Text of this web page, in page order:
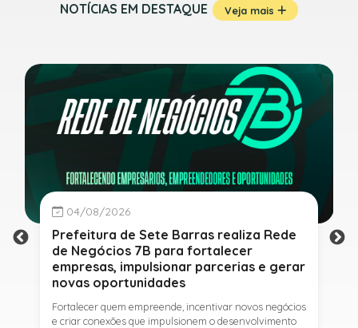
NOTÍCIAS EM DESTAQUE Veja mais
04/08/2026
Prefeitura de Sete Barras realiza Rede
de Negócios 7B para fortalecer
empresas, impulsionar parcerias e gerar
novas oportunidades
Fortalecer quem empreende, incentivar novos negócios
e criar conexões que impulsionem o desenvolvimento